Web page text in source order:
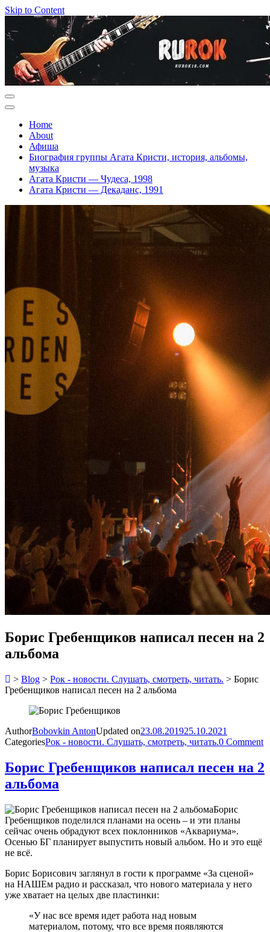
Skip to Content
Home
About
Афиша
Биография группы Агата Кристи, история, альбомы,
музыка
Агата Кристи — Чудеса, 1998
Агата Кристи — Декаданс, 1991
Борис Гребенщиков написал песен на 2
альбома
> Blog > Рок - новости. Слушать, смотреть, читать. > Борис
Гребенщиков написал песен на 2 альбома
AuthorBobovkin AntonUpdated on23.08.201925.10.2021
CategoriesРок - новости. Слушать, смотреть, читать.0 Comment
Борис Гребенщиков написал песен на 2
альбома
Борис
Гребенщиков поделился планами на осень – и эти планы
сейчас очень обрадуют всех поклонников «Аквариума».
Осенью БГ планирует выпустить новый альбом. Но и это ещё
не всё.
Борис Борисович заглянул в гости к программе «За сценой»
на НАШЕм радио и рассказал, что нового материала у него
уже хватает на целых две пластинки:
«У нас все время идет работа над новым
материалом, потому, что все время появляются